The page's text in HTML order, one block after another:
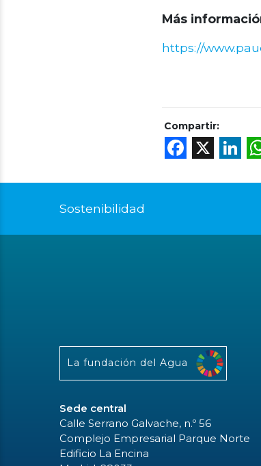
Más
https://
Compartir:
X
Sostenibilidad
La fundación del Agua
Sede central
Calle Serrano Galvache, n.º 56
Complejo Empresarial Parque Norte
Edificio La Encina